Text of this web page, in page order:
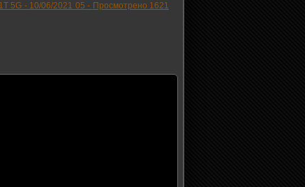
5G - 10/06/2021 05 - Просмотрено 1621